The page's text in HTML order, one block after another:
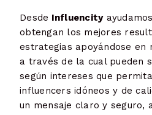
Desde Influencity
obtengan los mejores
estrategias apoyándose en
a través de la cual pueden
según intereses que
influencers idóneos y de
un mensaje claro y seguro,